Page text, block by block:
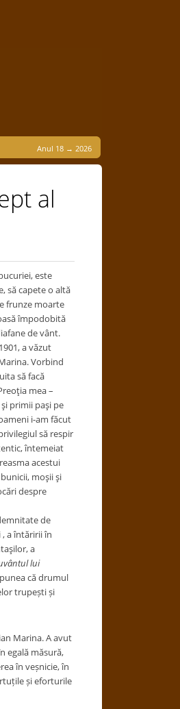
Anul 18 → 2026
al
este
să capete o altă
frunze moarte
împodobită
de vânt.
a văzut
Vorbind
să facă
mea –
primii paşi pe
i-am făcut
să respir
întemeiat
acestui
moşii şi
despre
de
a întăririi în
a
lui
că drumul
trupești și
Marina. A avut
egală măsură,
în veșnicie, în
și eforturile